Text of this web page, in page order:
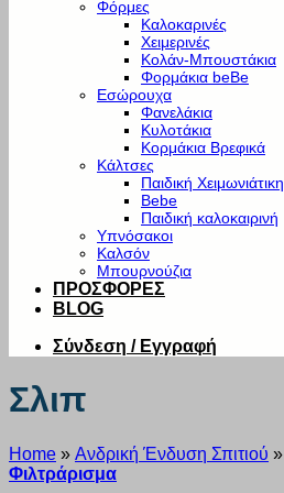
Φόρμες
Καλοκαρινές
Χειμερινές
Κολάν-Μπουστάκια
Φορμάκια beBe
Εσώρουχα
Φανελάκια
Κυλοτάκια
Κορμάκια Βρεφικά
Κάλτσες
Παιδική Χειμωνιάτικη
Bebe
Παιδική καλοκαιρινή
Υπνόσακοι
Καλσόν
Μπουρνούζια
ΠΡΟΣΦΟΡΕΣ
BLOG
Σύνδεση / Εγγραφή
Σλιπ
Home » Ανδρική Ένδυση Σπιτιού »
Φιλτράρισμα